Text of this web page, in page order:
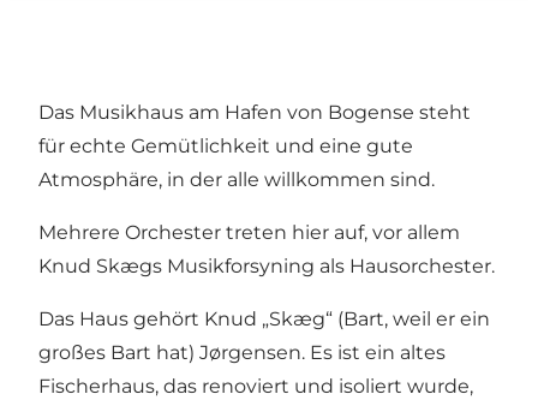
Das Musikhaus am Hafen von Bogense steht
für echte Gemütlichkeit und eine gute
Atmosphäre, in der alle willkommen sind.
Mehrere Orchester treten hier auf, vor allem
Knud Skægs Musikforsyning als Hausorchester.
Das Haus gehört Knud „Skæg“ (Bart, weil er ein
großes Bart hat) Jørgensen. Es ist ein altes
Fischerhaus, das renoviert und isoliert wurde,